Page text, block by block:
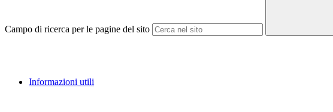
Campo di ricerca per le pagine del sito
Informazioni utili